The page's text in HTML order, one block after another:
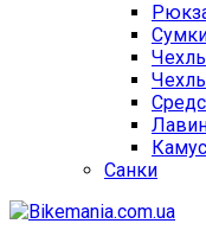
Санки